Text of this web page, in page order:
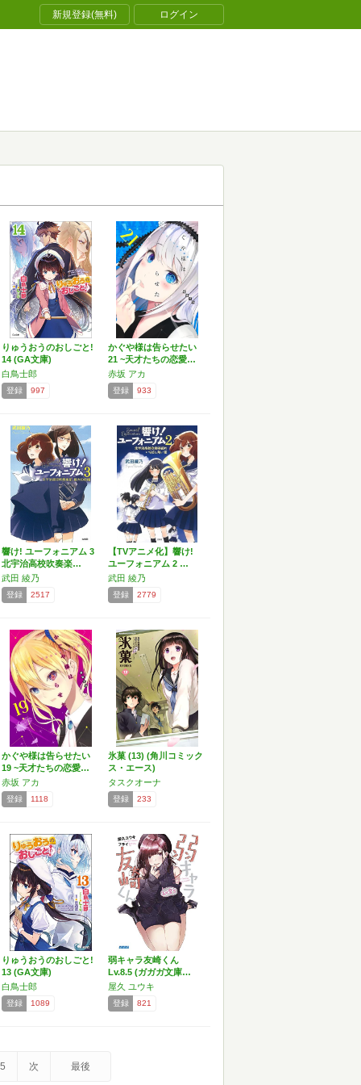
新規登録(無料) ログイン
りゅうおうのおしごと!
14 (GA文庫)
白鳥士郎
登録 997
かぐや様は告らせたい
21 ~天才たちの恋愛…
赤坂 アカ
登録 933
響け! ユーフォニアム 3
北宇治高校吹奏楽…
武田 綾乃
登録 2517
【TVアニメ化】響け!
ユーフォニアム 2 …
武田 綾乃
登録 2779
かぐや様は告らせたい
19 ~天才たちの恋愛…
赤坂 アカ
登録 1118
氷菓 (13) (角川コミック
ス・エース)
タスクオーナ
登録 233
りゅうおうのおしごと!
13 (GA文庫)
白鳥士郎
登録 1089
弱キャラ友崎くん
Lv.8.5 (ガガガ文庫…
屋久 ユウキ
登録 821
5 次 最後